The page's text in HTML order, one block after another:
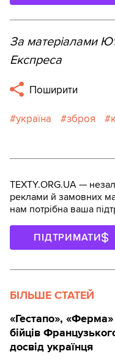
За матеріалами
Експреса
Поширити
україна зброя
TEXTY.ORG.UA —
реклами й замовних
нам потрібна ваша
ПІДТРИМАТИ
БІЛЬШЕ СТАТЕЙ
«Гестапо»,
бійців
досвід українця